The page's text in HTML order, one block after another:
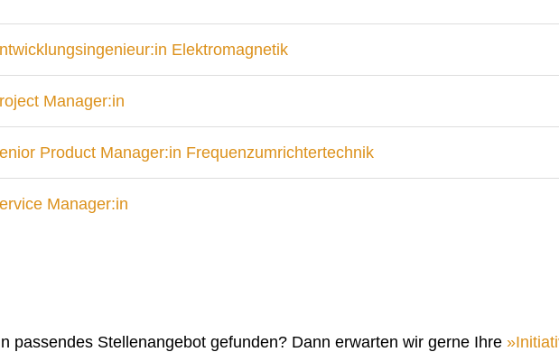
Elektromagnetik
Manager:in
Product Manager:in Frequenzumrichtertechnik
Manager:in
passendes Stellenangebot gefunden? Dann erwarten wir gerne Ihre